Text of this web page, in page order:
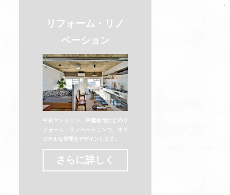
リフォーム・リノ
ベーション
中古マンション、戸建住宅などのリ
フォーム・リノベーションで、オリ
ジナルな空間をデザインします。
さらに詳しく